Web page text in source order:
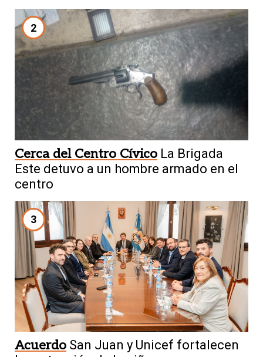
2
Cerca del Centro Cívico La Brigada
Este detuvo a un hombre armado en el
centro
3
Acuerdo San Juan y Unicef fortalecen